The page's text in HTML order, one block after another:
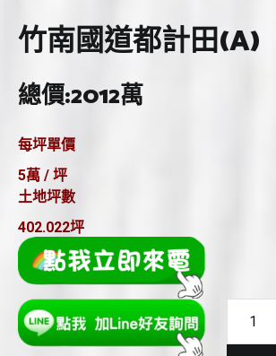
竹南國道都計田(A)
總價:2012萬
每坪單價
5萬 / 坪
土地坪數
402.022坪